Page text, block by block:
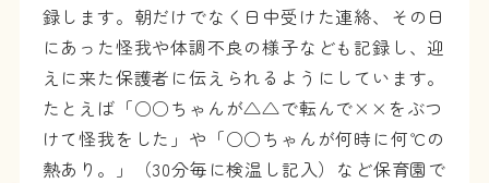
録します。朝だけでなく日中受けた連絡、その日
にあった怪我や体調不良の様子なども記録し、迎
えに来た保護者に伝えられるようにしています。
たとえば「○○ちゃんが△△で転んで××をぶつ
けて怪我をした」や「○○ちゃんが何時に何℃の
熱あり。」（30分毎に検温し記入）など保育園で